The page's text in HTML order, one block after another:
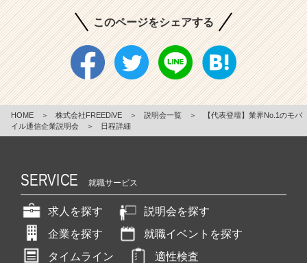
このページをシェアする
HOME ＞ 株式会社FREEDiVE ＞ 説明会一覧 ＞
【代表登壇】業界No.1のモバ
イル通信企業説明会
＞ 日程詳細
SERVICE 就職サービス
求人を探す
説明会を探す
企業を探す
就職イベントを探す
タイムライン
適性検査